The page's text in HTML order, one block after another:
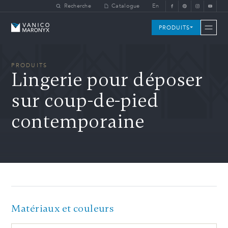
Skip to main contentRecherche Catalogue En
Vanico-Maronyx PRODUITS
PRODUITS
Lingerie pour déposer
sur coup-de-pied
contemporaine
Matériaux et couleurs